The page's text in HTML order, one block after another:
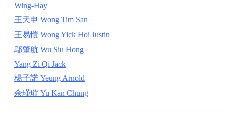
Wing-Hay
王天申 Wong Tim San
王易愷 Wong Yick Hoi Justin
鄔肇航 Wu Siu Hong
Yang Zi Qi Jack
楊子諾 Yeung Arnold
余瑾瑽 Yu Kan Chung